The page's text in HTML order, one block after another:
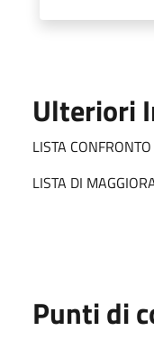
Ulteriori
LISTA
LISTA DI
Punti di